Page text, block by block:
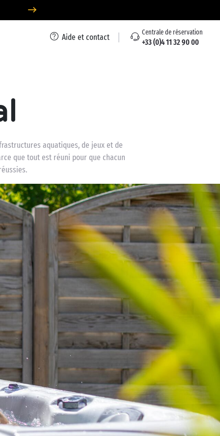
Aide et contact Centrale de réservation
+33 (0)4 11 32 90 00
aquatiques, de jeux et de
que tout est réuni pour que chacun